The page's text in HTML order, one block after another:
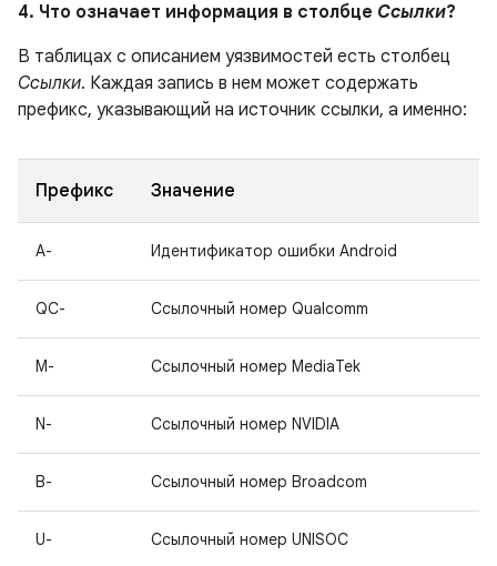
4. Что означает информация в столбце Ссылки?
В таблицах с описанием уязвимостей есть столбец
Ссылки. Каждая запись в нем может содержать
префикс, указывающий на источник ссылки, а именно:
Префикс Значение
A- Идентификатор ошибки Android
QC- Ссылочный номер Qualcomm
M- Ссылочный номер MediaTek
N- Ссылочный номер NVIDIA
B- Ссылочный номер Broadcom
U- Ссылочный номер UNISOC